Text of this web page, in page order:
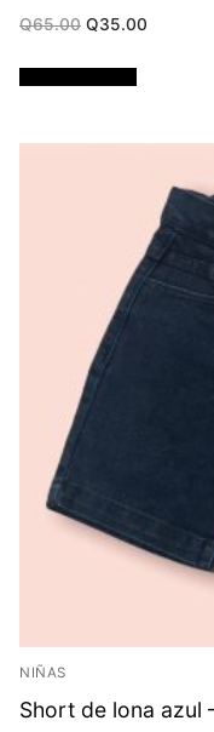
Q65.00 Original
Q65.00.
Q35.00
NIÑAS
Short de lona azul